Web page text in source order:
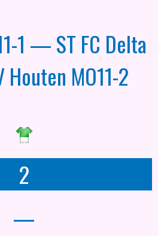
1 — ST FC Delta
Houten MO11-2
2
—